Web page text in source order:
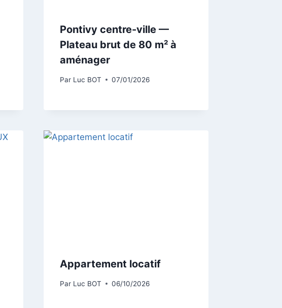
Pontivy centre-ville —
Plateau brut de 80 m² à
aménager
Par Luc BOT 07/01/2026
Appartement locatif
Par Luc BOT 06/10/2026